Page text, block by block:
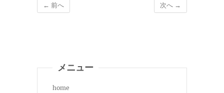
← 前へ 次へ →
メニュー
home